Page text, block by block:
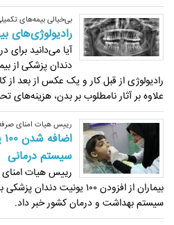
بی‌خیالی بیمه‌های
رادیولوژی‌های
آیا می‌دانید برای
دندان پزشکی از
رادیولوژی از قبل کار و یک عکس از بعد از
علاوه بر آثار نامطلوب بر بدن، هزینه‌های
رییس هیات امنای
سیستم درمانی
رییس هیات
بیماران از افزودن ۱۰۰
سیستم بهداشت و درمان کشور خبر داد.